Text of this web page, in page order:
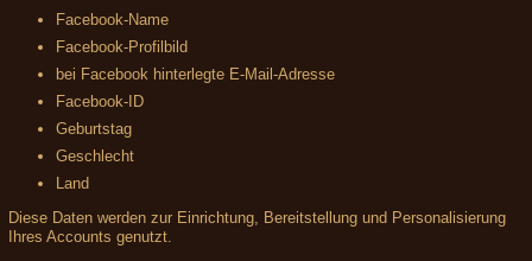
Facebook-Name
Facebook-Profilbild
bei Facebook hinterlegte E-Mail-Adresse
Facebook-ID
Geburtstag
Geschlecht
Land
Diese Daten werden zur Einrichtung, Bereitstellung und Personalisierung
Ihres Accounts genutzt.